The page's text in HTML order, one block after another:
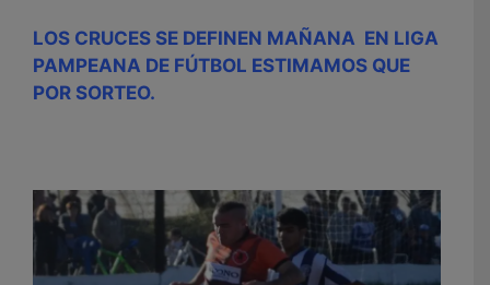
LOS CRUCES SE DEFINEN MAÑANA EN LIGA
PAMPEANA DE FÚTBOL ESTIMAMOS QUE
POR SORTEO.